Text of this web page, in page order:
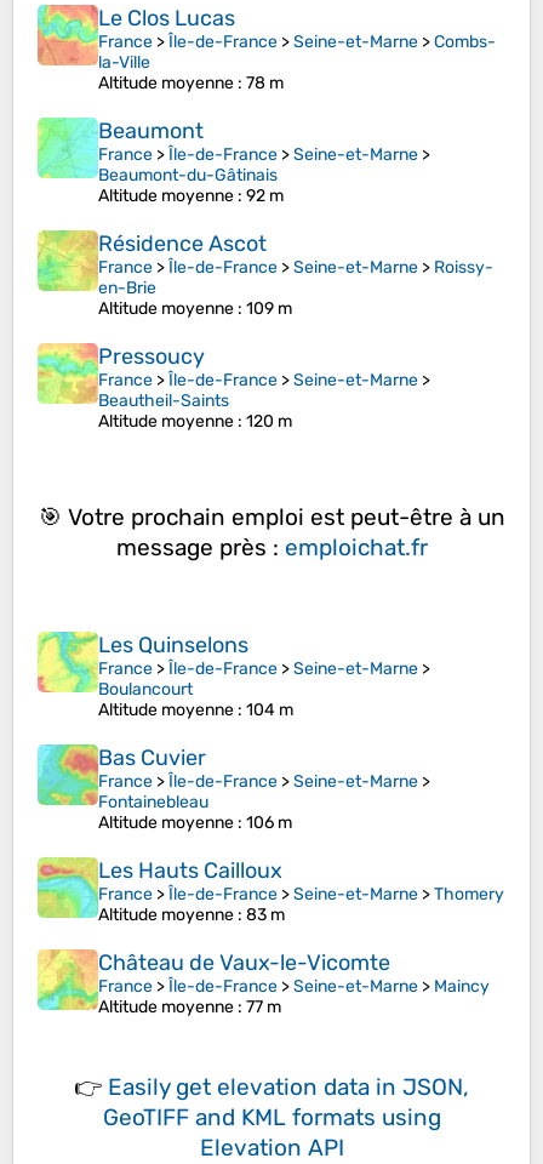
Le Clos Lucas
France >Île-de-France >Seine-et-Marne >Combs-
la-Ville
Altitude moyenne : 78 m
Beaumont
France >Île-de-France >Seine-et-Marne >
Beaumont-du-Gâtinais
Altitude moyenne : 92 m
Résidence Ascot
France >Île-de-France >Seine-et-Marne > Roissy-
en-Brie
Altitude moyenne : 109 m
Pressoucy
France >Île-de-France >Seine-et-Marne >
Beautheil-Saints
Altitude moyenne : 120 m
🎯 Votre prochain emploi est peut-être à un
message près : emploichat.fr
Les Quinselons
France >Île-de-France >Seine-et-Marne >
Boulancourt
Altitude moyenne : 104 m
Bas Cuvier
France >Île-de-France >Seine-et-Marne >
Fontainebleau
Altitude moyenne : 106 m
Les Hauts Cailloux
France >Île-de-France >Seine-et-Marne >Thomery
Altitude moyenne : 83 m
Château de Vaux-le-Vicomte
France >Île-de-France >Seine-et-Marne > Maincy
Altitude moyenne : 77 m
👉 Easily get elevation data in JSON,
GeoTIFF and KML formats using
Elevation API